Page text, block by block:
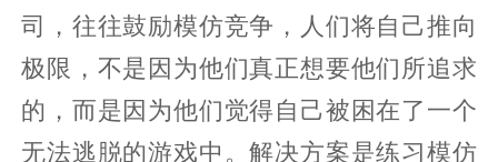
司，往往鼓励模仿竞争，人们将自己推向
极限，不是因为他们真正想要他们所追求
的，而是因为他们觉得自己被困在了一个
无法逃脱的游戏中。解决方案是练习模仿